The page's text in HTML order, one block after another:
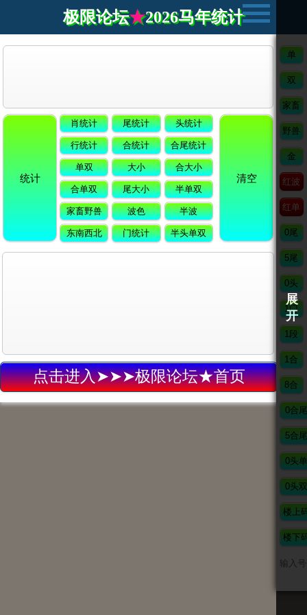
极限论坛★2026马年统计
点击进入➤➤➤极限论坛★首页
展
开
输入